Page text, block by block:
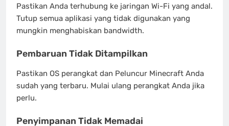
Pastikan Anda terhubung ke jaringan Wi-Fi yang andal.
Tutup semua aplikasi yang tidak digunakan yang
mungkin menghabiskan bandwidth.
Pembaruan Tidak Ditampilkan
Pastikan OS perangkat dan Peluncur Minecraft Anda
sudah yang terbaru. Mulai ulang perangkat Anda jika
perlu.
Penyimpanan Tidak Memadai